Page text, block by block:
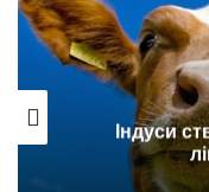
Індуси